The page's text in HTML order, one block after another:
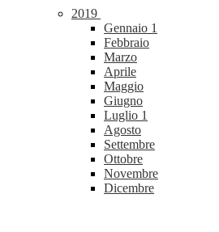
2019
Gennaio 1
Febbraio
Marzo
Aprile
Maggio
Giugno
Luglio 1
Agosto
Settembre
Ottobre
Novembre
Dicembre